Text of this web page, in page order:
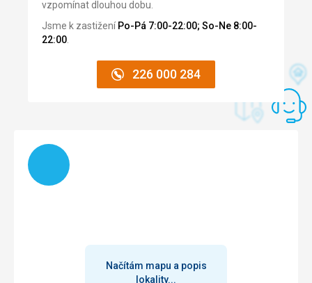
vzpomínat dlouhou dobu.
Jsme k zastižení Po-Pá 7:00-22:00; So-Ne 8:00-
22:00.
226 000 284
Načítám
Načítám mapu a popis
lokality...